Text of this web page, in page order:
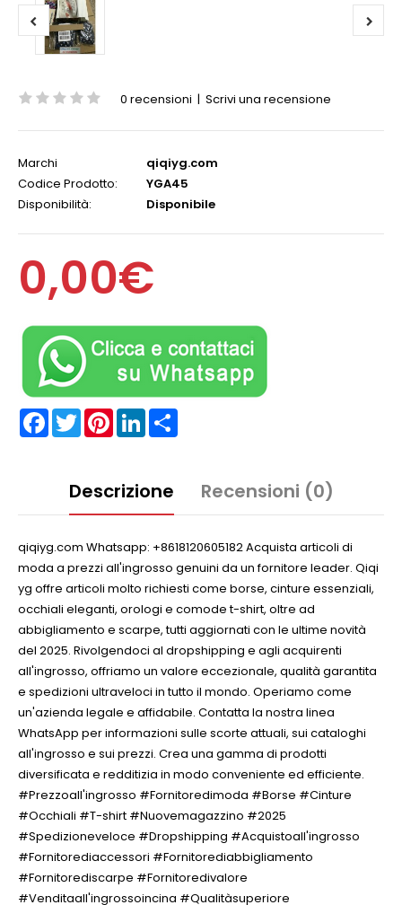
0 recensioni | Scrivi una recensione
Marchi
qiqiyg.com
Codice Prodotto:
YGA45
Disponibilità:
Disponibile
0,00€
Facebook
TwitterPinterestLinkedIn
Descrizione Recensioni (0)
qiqiyg.com Whatsapp: +8618120605182 Acquista articoli di
moda a prezzi all'ingrosso genuini da un fornitore leader. Qiqi
yg offre articoli molto richiesti come borse, cinture essenziali,
occhiali eleganti, orologi e comode t-shirt, oltre ad
abbigliamento e scarpe, tutti aggiornati con le ultime novità
del 2025. Rivolgendoci al dropshipping e agli acquirenti
all'ingrosso, offriamo un valore eccezionale, qualità garantita
e spedizioni ultraveloci in tutto il mondo. Operiamo come
un'azienda legale e affidabile. Contatta la nostra linea
WhatsApp per informazioni sulle scorte attuali, sui cataloghi
all'ingrosso e sui prezzi. Crea una gamma di prodotti
diversificata e redditizia in modo conveniente ed efficiente.
#Prezzoall'ingrosso #Fornitoredimoda #Borse #Cinture
#Occhiali #T-shirt #Nuovemagazzino #2025
#Spedizioneveloce #Dropshipping #Acquistoall'ingrosso
#Fornitorediaccessori #Fornitorediabbigliamento
#Fornitorediscarpe #Fornitoredivalore
#Venditaall'ingrossoincina #Qualitàsuperiore